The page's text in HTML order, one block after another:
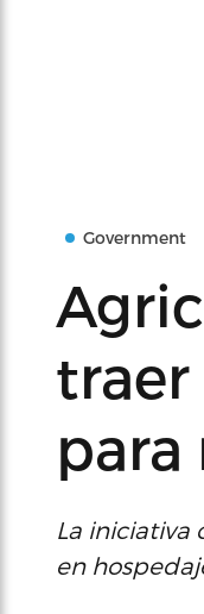
Government
traer
para
La iniciativa
en